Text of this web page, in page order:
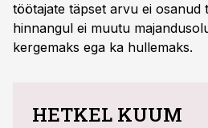
töötajate täpset arvu ei osanud
hinnangul ei muutu
kergemaks ega ka hullemaks.
HETKEL KUUM